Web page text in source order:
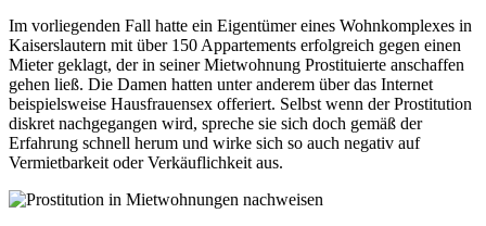
Im vorliegenden Fall hatte ein Eigentümer eines Wohnkomplexes in
Kaiserslautern mit über 150 Appartements erfolgreich gegen einen
Mieter geklagt, der in seiner Mietwohnung Prostituierte anschaffen
gehen ließ. Die Damen hatten unter anderem über das Internet
beispielsweise Hausfrauensex offeriert. Selbst wenn der Prostitution
diskret nachgegangen wird, spreche sie sich doch gemäß der
Erfahrung schnell herum und wirke sich so auch negativ auf
Vermietbarkeit oder Verkäuflichkeit aus.